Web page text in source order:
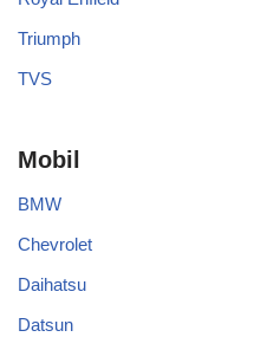
Triumph
TVS
Mobil
BMW
Chevrolet
Daihatsu
Datsun